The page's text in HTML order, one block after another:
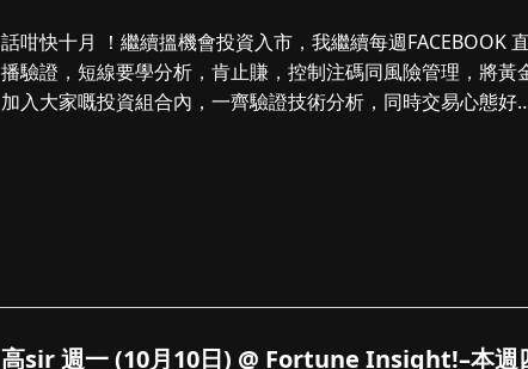
話咁快十月 ！繼續搵機會投資入市，我繼續每週FACEBOOK 直
播驗證，短線要學分析，肯止賺，控制注碼同風險管理，將黃
加入大家嘅投資組合內，一齊驗證技術分析，同時交易心態好
高sir 週一 (10月10日) @ Fortune Insight!–本週